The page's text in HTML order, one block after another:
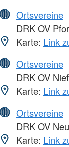
Ortsvereine
DRK OV
Karte: Link
Ortsvereine
DRK OV
Karte: Link
Ortsvereine
DRK OV
Karte: Link